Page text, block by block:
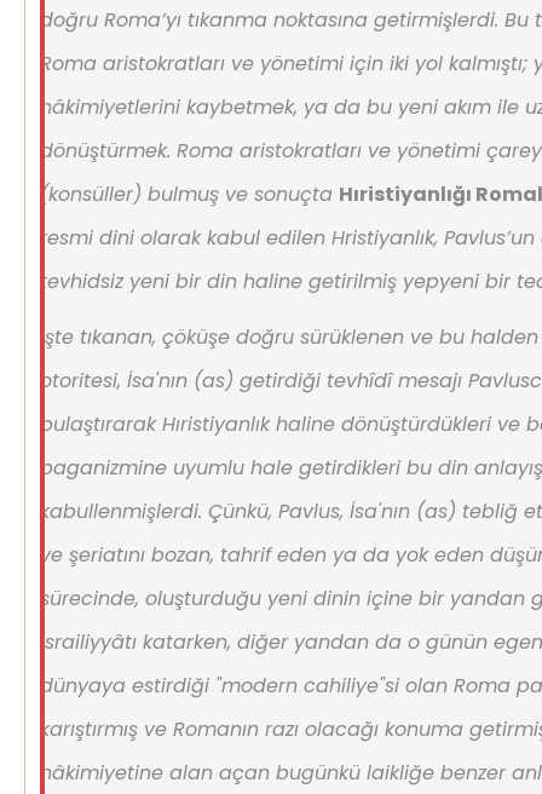
doğru Roma’yı tıkanma noktasına getirmişlerdi.
Roma aristokratları ve yönetimi için iki yol kalmıştı;
hâkimiyetlerini kaybetmek, ya da bu yeni akım ile
dönüştürmek. Roma aristokratları ve yönetimi
(konsüller) bulmuş ve sonuçta Hıristiyanlığı
resmi dini olarak kabul edilen Hristiyanlık,
tevhidsiz yeni bir din haline getirilmiş yepyeni bir
İşte tıkanan, çöküşe doğru sürüklenen ve bu
otoritesi, İsa'nın (as) getirdiği tevhîdî mesajı
bulaştırarak Hıristiyanlık haline dönüştürdükleri ve
paganizmine uyumlu hale getirdikleri bu din
kabullenmişlerdi. Çünkü, Pavlus, İsa'nın (as) tebliğ
ve şeriatını bozan, tahrif eden ya da yok eden
sürecinde, oluşturduğu yeni dinin içine bir yandan
İsrailiyyâtı katarken, diğer yandan da o günün
dünyaya estirdiği "modern cahiliye"si olan Roma
karıştırmış ve Romanın razı olacağı konuma
hâkimiyetine alan açan bugünkü laikliğe benzer